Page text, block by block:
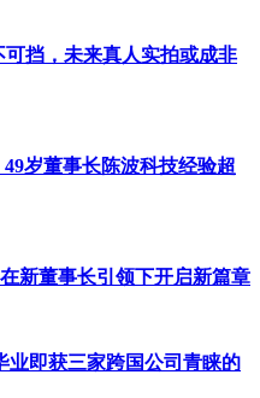
挡，未来真人实拍或成非
岁董事长陈波科技经验超
新董事长引领下开启新篇章
业即获三家跨国公司青睐的